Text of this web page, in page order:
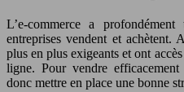
L’e-commerce a
entreprises vendent et achètent.
plus en plus exigeants et ont
ligne. Pour vendre
donc mettre en place une bonne